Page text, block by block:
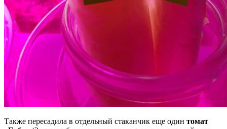
Также пересадила в отдельный стаканчик еще один томат